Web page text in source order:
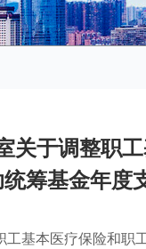
关于调整职
筹基金年度
工基本医疗保险和